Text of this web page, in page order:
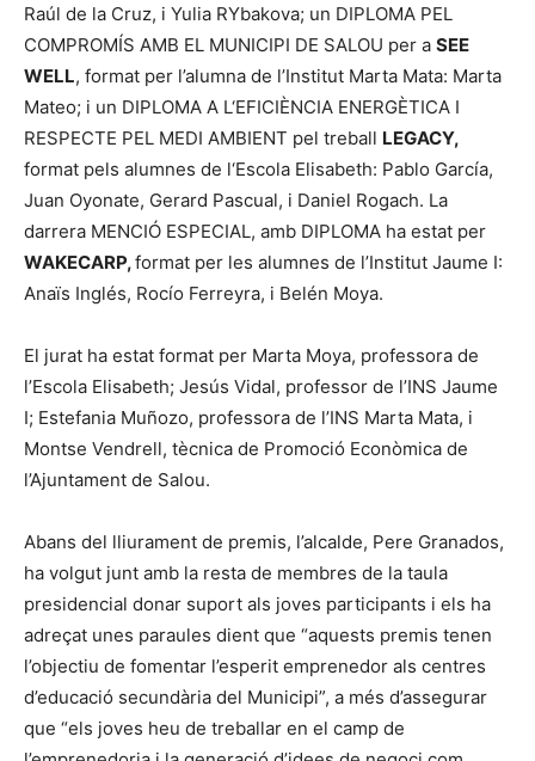
Raúl de la Cruz, i Yulia RYbakova; un DIPLOMA PEL
COMPROMÍS AMB EL MUNICIPI DE SALOU per a SEE
WELL, format per l’alumna de l’Institut Marta Mata: Marta
Mateo; i un DIPLOMA A L‘EFICIÈNCIA ENERGÈTICA I
RESPECTE PEL MEDI AMBIENT pel treball LEGACY,
format pels alumnes de l‘Escola Elisabeth: Pablo García,
Juan Oyonate, Gerard Pascual, i Daniel Rogach. La
darrera MENCIÓ ESPECIAL, amb DIPLOMA ha estat per
WAKECARP,format per les alumnes de l’Institut Jaume I:
Anaïs Inglés, Rocío Ferreyra, i Belén Moya.
El jurat ha estat format per Marta Moya, professora de
l’Escola Elisabeth; Jesús Vidal, professor de l’INS Jaume
I; Estefania Muñozo, professora de l’INS Marta Mata, i
Montse Vendrell, tècnica de Promoció Econòmica de
l’Ajuntament de Salou.
Abans del lliurament de premis, l’alcalde, Pere Granados,
ha volgut junt amb la resta de membres de la taula
presidencial donar suport als joves participants i els ha
adreçat unes paraules dient que “aquests premis tenen
l’objectiu de fomentar l’esperit emprenedor als centres
d’educació secundària del Municipi”, a més d’assegurar
que “els joves heu de treballar en el camp de